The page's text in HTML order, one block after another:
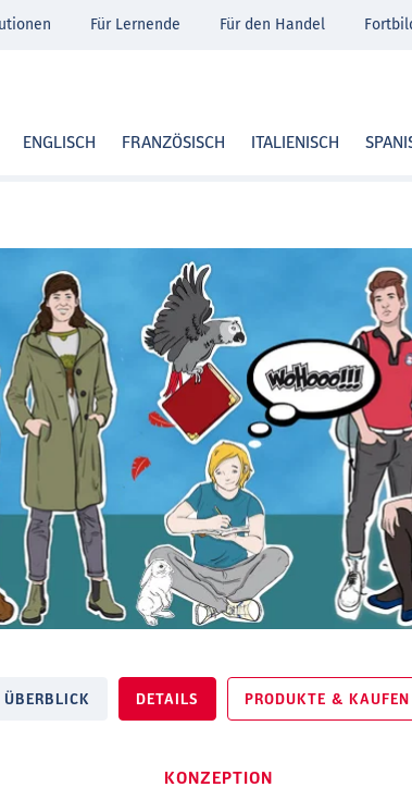
ENGLISCH FRANZÖSISCH ITALIENISCH
Für Lernende Für den Handel
ÜBERBLICK DETAILS PRODUKTE & KAUFEN
KONZEPTION